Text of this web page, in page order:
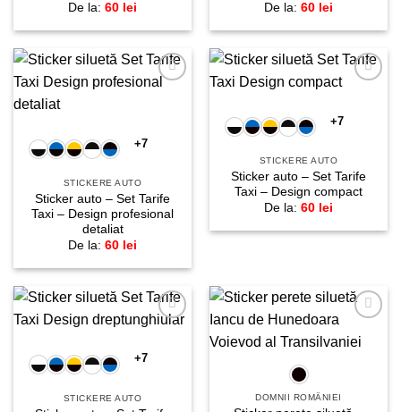
De la: 60 lei
De la: 60 lei
+7
STICKERE AUTO
Sticker auto – Set Tarife
Taxi – Design profesional
detaliat
De la: 60 lei
favorite!
+7
STICKERE AUTO
Sticker auto – Set Tarife
Taxi – Design compact
De la: 60 lei
favorite!
+7
STICKERE AUTO
la
DOMNII ROMÂNIEI